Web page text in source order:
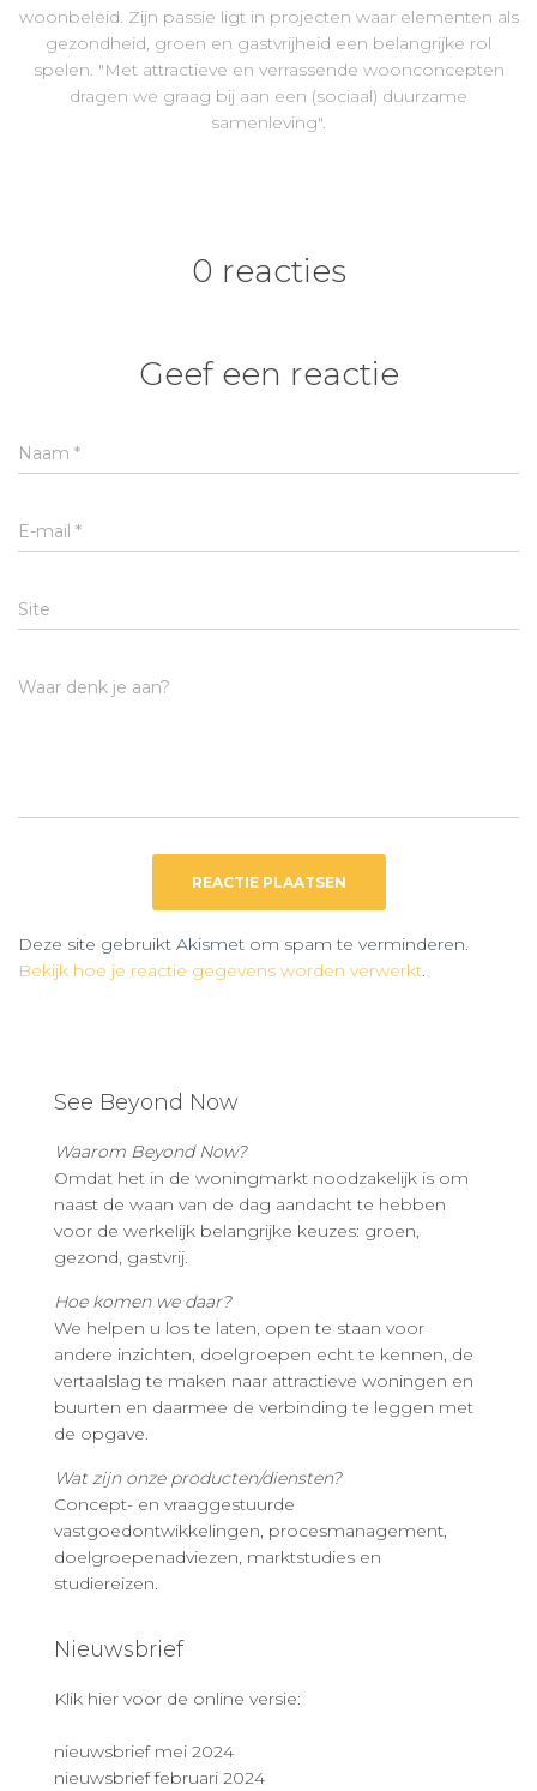
woonbeleid. Zijn passie ligt in projecten waar elementen als
gezondheid, groen en gastvrijheid een belangrijke rol
spelen. "Met attractieve en verrassende woonconcepten
dragen we graag bij aan een (sociaal) duurzame
samenleving".
0 reacties
Geef een reactie
Naam *
E-mail *
Site
Waar denk je aan?
Deze site gebruikt Akismet om spam te verminderen.
Bekijk hoe je reactie gegevens worden verwerkt.
See Beyond Now
Waarom Beyond Now?
Omdat het in de woningmarkt noodzakelijk is om
naast de waan van de dag aandacht te hebben
voor de werkelijk belangrijke keuzes: groen,
gezond, gastvrij.
Hoe komen we daar?
We helpen u los te laten, open te staan voor
andere inzichten, doelgroepen echt te kennen, de
vertaalslag te maken naar attractieve woningen en
buurten en daarmee de verbinding te leggen met
de opgave.
Wat zijn onze producten/diensten?
Concept- en vraaggestuurde
vastgoedontwikkelingen, procesmanagement,
doelgroepenadviezen, marktstudies en
studiereizen.
Nieuwsbrief
Klik hier voor de online versie:
nieuwsbrief mei 2024
nieuwsbrief februari 2024